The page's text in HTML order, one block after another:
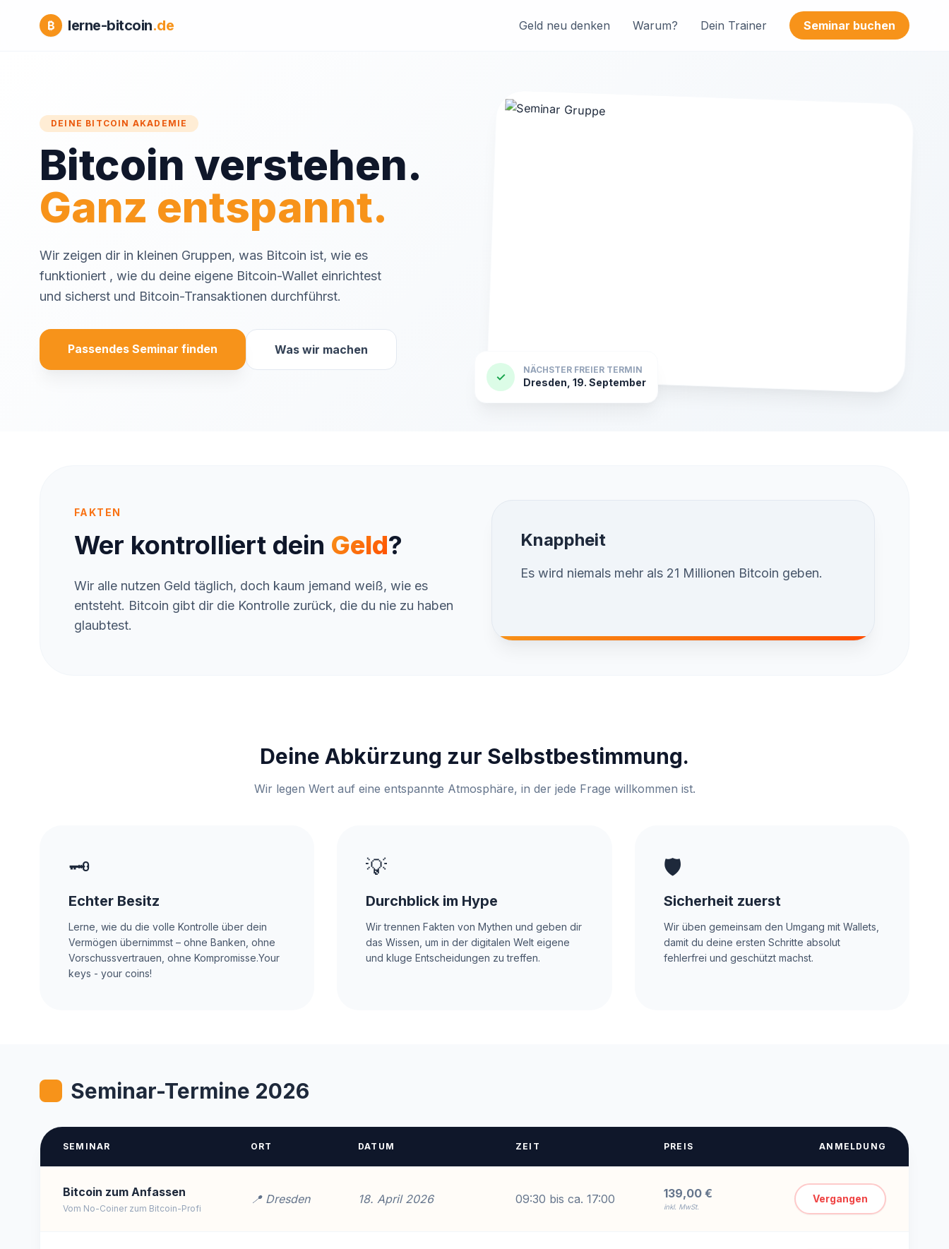
₿ lerne-bitcoin.de Geld neu denken Warum? Dein Trainer Seminar buchen
DEINE BITCOIN AKADEMIE
Bitcoin verstehen.
Ganz entspannt.
Wir zeigen dir in kleinen Gruppen, was Bitcoin ist, wie es
funktioniert , wie du deine eigene Bitcoin-Wallet einrichtest
und sicherst und Bitcoin-Transaktionen durchführst.
Passendes Seminar finden
Was wir machen
✓
NÄCHSTER FREIER TERMIN
Dresden, 19. September
FAKTEN
Wer kontrolliert dein Geld?
Wir alle nutzen Geld täglich, doch kaum jemand weiß, wie es
entsteht. Bitcoin gibt dir die Kontrolle zurück, die du nie zu haben
glaubtest.
Erfinder
Der Erfinder von Bitcoin nutzt das Pseudonym Satoshi
Deine Abkürzung zur Selbstbestimmung.
Wir legen Wert auf eine entspannte Atmosphäre, in der jede Frage willkommen ist.
🗝️
Echter Besitz
Lerne, wie du die volle Kontrolle über dein
Vermögen übernimmst – ohne Banken, ohne
Vorschussvertrauen, ohne Kompromisse.Your
keys - your coins!
💡
Durchblick im Hype
Wir trennen Fakten von Mythen und geben dir
das Wissen, um in der digitalen Welt eigene
und kluge Entscheidungen zu treffen.
🛡️
Sicherheit zuerst
Wir üben gemeinsam den Umgang mit Wallets,
damit du deine ersten Schritte absolut
fehlerfrei und geschützt machst.
Seminar-Termine 2026
SEMINAR ORT DATUM ZEIT PREIS ANMELDUNG
Bitcoin zum Anfassen
Vom No-Coiner zum Bitcoin-Profi
📍 Dresden 18. April 2026 09:30 bis ca. 17:00 139,00 €
inkl. MwSt.
Vergangen